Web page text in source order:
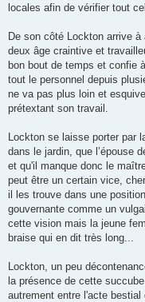
locales afin de vérifier tout
De son côté Lockton arrive
deux âge craintive et
bon bout de temps et confie
tout le personnel depuis
ne va pas plus loin et
prétextant son travail.
Lockton se laisse porter par
dans le jardin, que l’épouse
et qu'il manque donc le
peut être un certain vice,
il les trouve dans une
gouvernante comme un
cette vision mais la jeune
braise qui en dit très long...
Lockton, un peu
la présence de cette
autrement entre l'acte